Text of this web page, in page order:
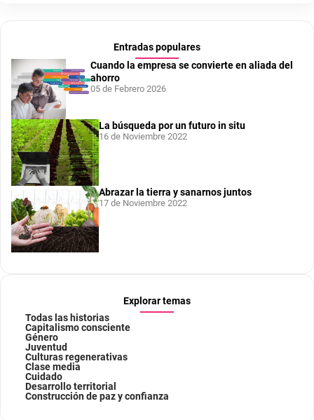
Entradas populares
Cuando la empresa se convierte en aliada del
ahorro
05 de Febrero 2026
La búsqueda por un futuro in situ
16 de Noviembre 2022
Abrazar la tierra y sanarnos juntos
17 de Noviembre 2022
Explorar temas
Todas las historias
Capitalismo consciente
Género
Juventud
Culturas regenerativas
Clase media
Cuidado
Desarrollo territorial
Construcción de paz y confianza